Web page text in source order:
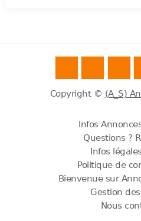
Copyright © (A_S)
Infos
Questions ?
Infos
Politique de
Bienvenue sur
Gestion
Nous